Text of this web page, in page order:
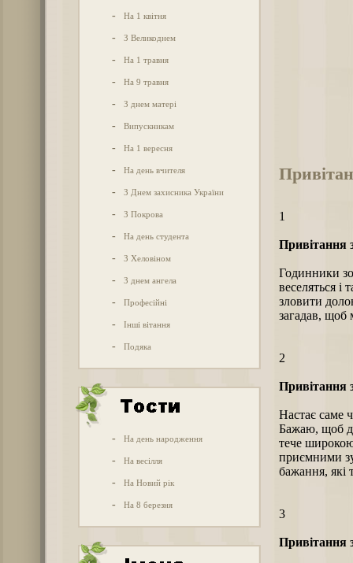
- На 1 квітня
- З Великоднем
- На 1 травня
- На 9 травня
- З днем матері
- Випускникам
- На 1 вересня
- На день вчителя
- З Днем захисника України
- З Покрова
- На день студента
- З Хеловіном
- З днем ангела
- Професійні
- Інші вітання
- Подяка
- На день народження
- На весілля
- На Новий рік
- На 8 березня
1
Привітання
Годинники
веселяться
зловити
загадав, щоб
2
Привітання
Настає саме
Бажаю, щоб
тече
приємними
бажання, які
3
Привітання